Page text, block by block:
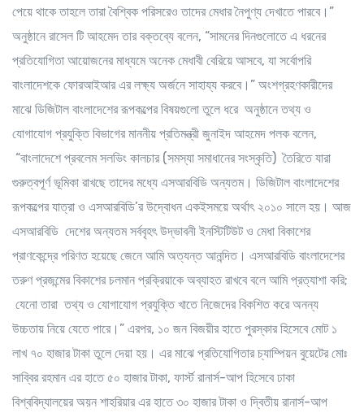
পেয়ে থাকে তাহলে তারা বৈশ্বিক পরিসরেও তাদের মেধার নৈপুণ্য দেখাতে পারবে।”
অনুষ্ঠানে রাসেল টি আহমেদ তার বক্তব্যে বলেন, “সামনের দিনগুলোতে এ ধরনের
প্রতিযোগিতা আয়োজনের মাধ্যমে অনেক মেধাবী বেরিয়ে আসবে, যা সর্বোপরি
বাংলাদেশকে ফোরআইআর এর লক্ষ্য অর্জনে সাহায্য করবে।” অংশগ্রহণকারীদের
মাঝে ডিজিটাল বাংলাদেশের রূপকল্পের বিষয়গুলো তুলে ধরে অনুষ্ঠানে তথ্য ও
যোগাযোগ প্রযুক্তি বিভাগের মাননীয় প্রতিমন্ত্রী জুনাইদ আহমেদ পলক বলেন,
“বাংলাদেশে প্রবলেম সলভিং কালচার (সমস্যা সমাধানের সংস্কৃতি) তৈরিতে যারা
গুরুত্বপূর্ণ ভূমিকা রাখছে তাদের মধ্যে এসআরবিডি অন্যতম। ডিজিটাল বাংলাদেশের
রূপকল্পের যাত্রা ও এসআরবিডি’র উদ্বোধন একইসময়ে অর্থাৎ ২০১০ সালে হয়। আজ
এসআরবিডি দেশের অন্যতম সর্ববৃহৎ উদ্ভাবনী ইনস্টিটিউট ও মেধা বিকাশের
প্রাণকেন্দ্রে পরিণত হয়েছে জেনে আমি অত্যন্ত আনন্দিত। এসআরবিডি বাংলাদেশের
তরুণ প্রজন্মের বিকাশের চলমান প্রক্রিয়াকে অব্যাহত রাখবে বলে আমি প্রত্যাশা করি;
যেনো তারা তথ্য ও যোগাযোগ প্রযুক্তি খাতে নিজেদের বিকশিত করে অনন্য
উচ্চতায় নিয়ে যেতে পারে।” এরপর, ১০ জন বিজয়ীর হাতে পুরস্কার হিসেবে মোট ১
লাখ ৭০ হাজার টাকা তুলে দেয়া হয়। এর মাঝে প্রতিযোগিতার চ্যাম্পিয়ন বুয়েটের মোঃ
সাব্বির রহমান এর হাতে ৫০ হাজার টাকা, ফার্স্ট রানার্স-আপ হিসেবে ঢাকা
বিশ্ববিদ্যালয়ের অয়ন শাহরিয়ার এর হাতে ৩০ হাজার টাকা ও দ্বিতীয় রানার্স-আপ